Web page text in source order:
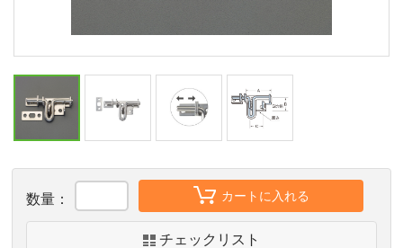
数量： カートに入れる
チェックリスト